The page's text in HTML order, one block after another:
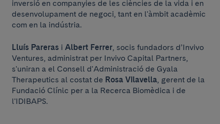
inversió en companyies de les ciències de la vida i en
desenvolupament de negoci, tant en l'àmbit acadèmic
com en la indústria.
Lluís Pareras i Albert Ferrer, socis fundadors d’Invivo
Ventures, administrat per Invivo Capital Partners,
s'uniran a el Consell d'Administració de Gyala
Therapeutics al costat de Rosa Vilavella, gerent de la
Fundació Clínic per a la Recerca Biomèdica i de
l'IDIBAPS.